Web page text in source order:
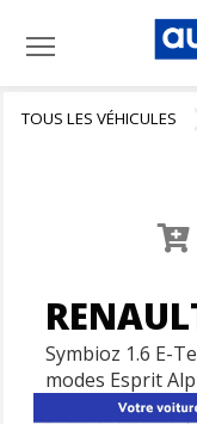
TOUS LES VÉHICULES
Symbioz 1.6 E-
modes Esprit